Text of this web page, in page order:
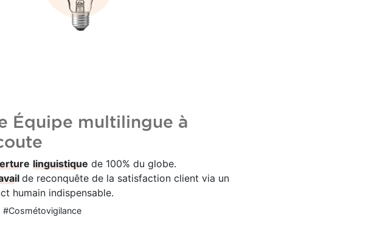
Équipe multilingue à
linguistique de 100% du globe.
de reconquête de la satisfaction client via un
humain indispensable.
#Cosmétovigilance